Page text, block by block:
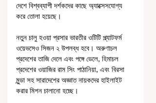
দেশে বিশ্বব্যাপী দর্শকদের কাছে অ্যাক্সেসযোগ্য
করে তোলা হয়েছে।
নতুন চালু হওয়া প্রসার ভারতীর ওটিটি প্ল্যাটফর্ম
ওয়েভসেও সিজন ২ উপলব্ধ হবে। অরুণাচল
প্রদেশের তাজি দেলে এবং পঙ্গে ডেলে, হিমাচল
প্রদেশের ওয়াজির রাম সিং পাঠানিয়া, এবং বিরসা
মুন্ডা সহ সারাদেশের অজ্ঞাত নায়কদের হাইলাইট
করার মিশন চালানো হচ্ছে।